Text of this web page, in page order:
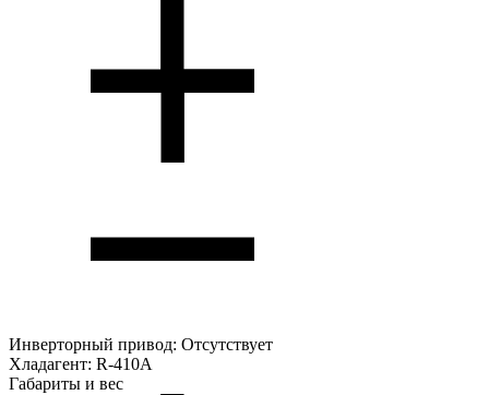
Инверторный привод: Отсутствует
Хладагент: R-410A
Габариты и вес